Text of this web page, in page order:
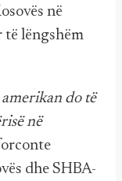
në
lëngshëm
do të
në
dhe SHBA-